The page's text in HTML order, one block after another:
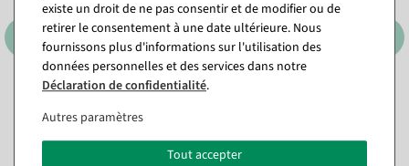
Film métallisé Lumifol
"Murmures de vrilles" 100
cm, 10 m
Disponible immédiatement
existe un droit de ne pas consentir et de modifier ou de
retirer le consentement à une date ultérieure. Nous
fournissons plus d'informations sur l'utilisation des
données personnelles et des services dans notre
Déclaration de confidentialité.
Autres paramètres
Tout accepter